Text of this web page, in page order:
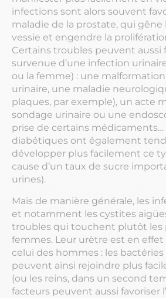
infections sont alors souvent
maladie de la prostate, qui gêne
vessie et engendre la
Certains troubles peuvent aussi
survenue d’une infection
ou la femme) : une malformation
urinaire, une maladie
plaques, par exemple), un acte
sondage urinaire ou une
prise de certains médicaments…
diabétiques ont également
développer plus facilement ce
cause d’un taux de sucre
urines).
Mais de manière générale, les
et notamment les cystites
troubles qui touchent plutôt les
femmes. Leur urètre est en
celui des hommes : les
peuvent ainsi rejoindre plus
(ou les reins, dans un second
facteurs peuvent aussi favoriser